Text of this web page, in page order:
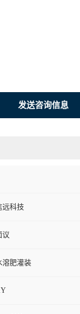
发送咨询信息
远科技
议
溶肥灌装